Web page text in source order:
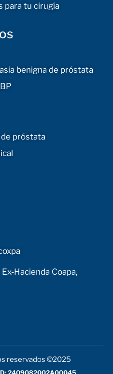
para tu cirugía
benigna de próstata
próstata
Hacienda Coapa,
reservados ©2025